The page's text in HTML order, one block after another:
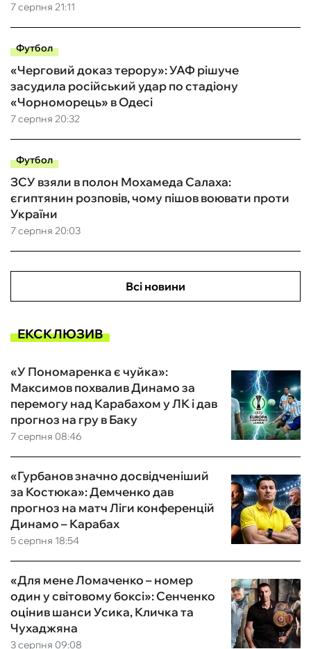
7 серпня 21:11
Футбол
7 серпня 20:32
«Черговий доказ терору»: УАФ рішуче
засудила російський удар по стадіону
«Чорноморець» в Одесі
Футбол
7 серпня 20:03
ЗСУ взяли в полон Мохамеда Салаха:
єгиптянин розповів, чому пішов воювати проти
України
Всі новини
ЕКСКЛЮЗИВ
7 серпня 08:46
«У Пономаренка є чуйка»:
Максимов похвалив Динамо за
перемогу над Карабахом у ЛК і дав
прогноз на гру в Баку
5 серпня 18:54
«Гурбанов значно досвідченіший
за Костюка»: Демченко дав
прогноз на матч Ліги конференцій
Динамо – Карабах
3 серпня 09:08
«Для мене Ломаченко – номер
один у світовому боксі»: Сенченко
оцінив шанси Усика, Кличка та
Чухаджяна